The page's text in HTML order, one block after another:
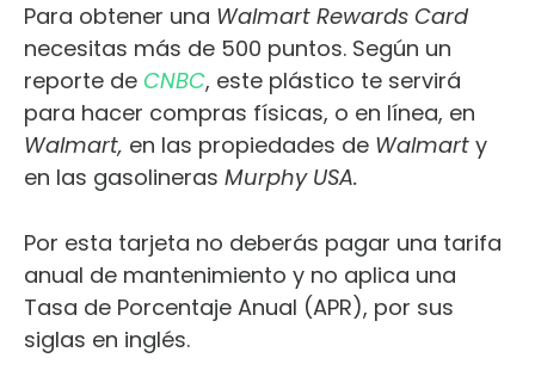
Para obtener una Walmart Rewards Card
necesitas más de 500 puntos. Según un
reporte de CNBC, este plástico te servirá
para hacer compras físicas, o en línea, en
Walmart, en las propiedades de Walmart y
en las gasolineras Murphy USA.
Por esta tarjeta no deberás pagar una tarifa
anual de mantenimiento y no aplica una
Tasa de Porcentaje Anual (APR), por sus
siglas en inglés.